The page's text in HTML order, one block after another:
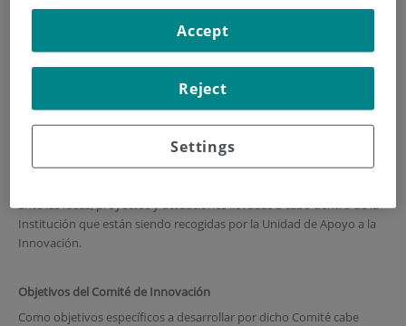
|6. COMITÉ DE INNOVACIÓN
6. COMITÉ DE INNOVACIÓN
Actualización de datos a 26/08/2025
En el año 2017, con motivo de la Certificación en Sistemas de Gestión
de I+D+i del Instituto bajo la Norma UNE166002, se creó el Comité de
ante las ideas, proyectos y actuaciones llevadas a cabo dentro de la
Institución que están siendo recogidas por la Unidad de Apoyo a la
Innovación.
Objetivos del Comité de Innovación
Como objetivos específicos a desarrollar por dicho Comité cabe
Settings
Reject
Accept